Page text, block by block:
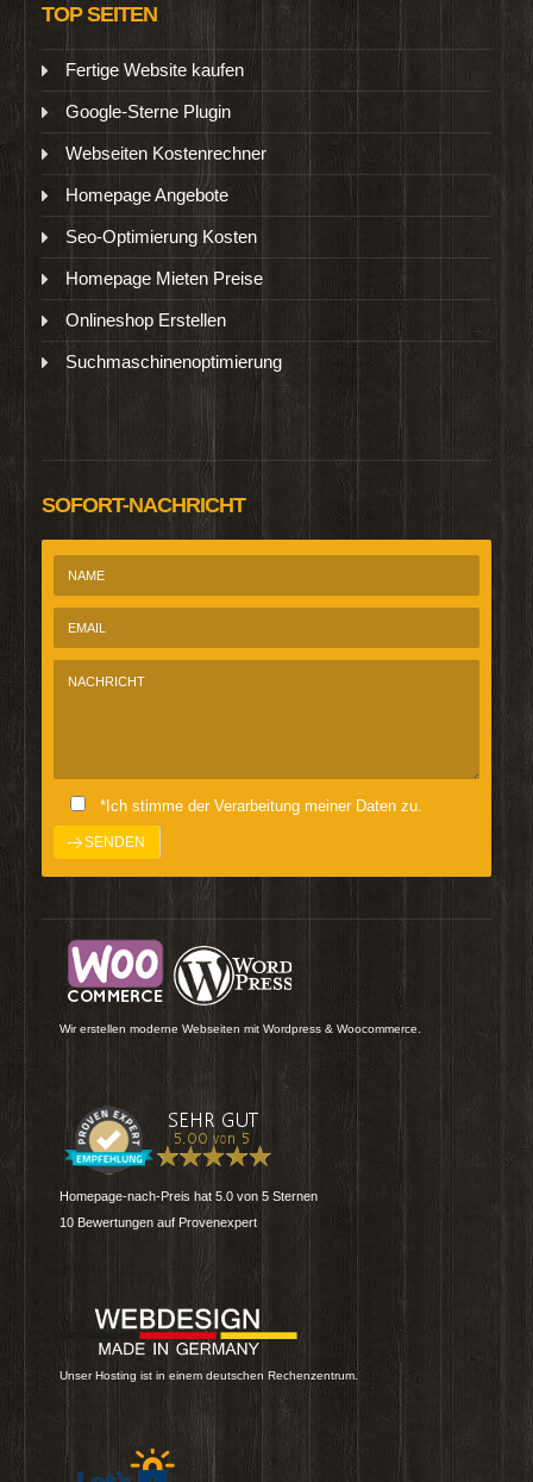
TOP SEITEN
Fertige Website kaufen
Google-Sterne Plugin
Webseiten Kostenrechner
Homepage Angebote
Seo-Optimierung Kosten
Homepage Mieten Preise
Onlineshop Erstellen
Suchmaschinenoptimierung
SOFORT-NACHRICHT
*Ich stimme der Verarbeitung meiner Daten zu.
Wir erstellen moderne Webseiten mit Wordpress & Woocommerce.
Homepage-nach-Preis hat 5.0 von 5 Sternen
10 Bewertungen auf Provenexpert
Unser Hosting ist in einem deutschen Rechenzentrum.